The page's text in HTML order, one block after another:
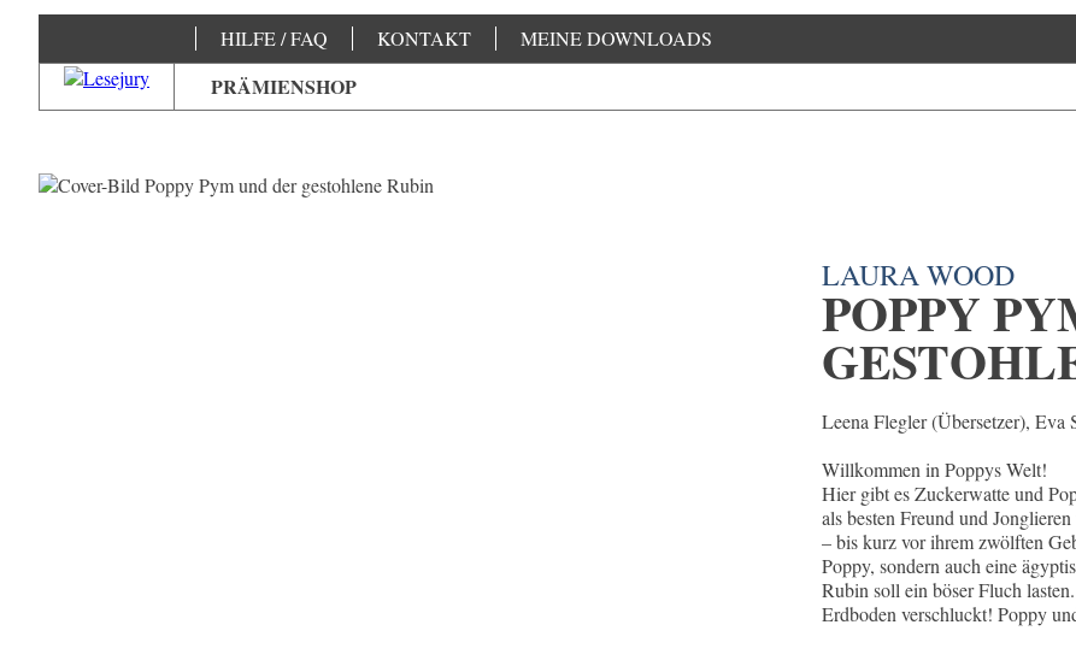
HILFE / FAQ KONTAKT MEINE DOWNLOADS
PRÄMIENSHOP
LAURA WOOD
POPPY
Leena Flegler (Übersetzer),
Willkommen in Poppys Welt!
Hier gibt es Zuckerwatte und
als besten Freund und
– bis kurz vor ihrem zwölften
Poppy, sondern auch eine
Rubin soll ein böser Fluch
Erdboden verschluckt! Poppy